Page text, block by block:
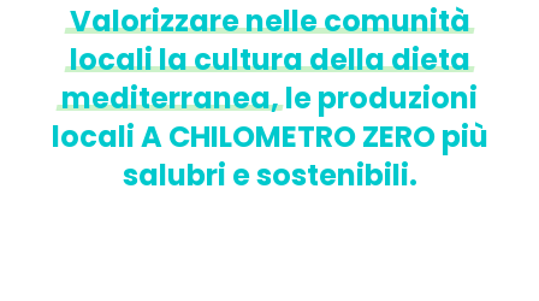
Valorizzarenellecomunità
localilaculturadelladieta
mediterranea,le produzioni
locali A CHILOMETRO ZERO più
salubri e sostenibili.